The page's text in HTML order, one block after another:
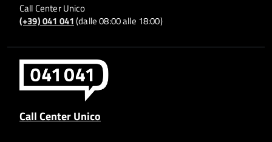
Call Center Unico
(+39) 041 041(dalle 08:00 alle 18:00)
Call Center Unico